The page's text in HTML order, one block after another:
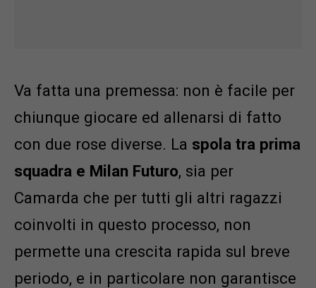
Va fatta una premessa: non è facile per
chiunque giocare ed allenarsi di fatto
con due rose diverse. La spola tra prima
squadra e Milan Futuro, sia per
Camarda che per tutti gli altri ragazzi
coinvolti in questo processo, non
permette una crescita rapida sul breve
periodo, e in particolare non garantisce